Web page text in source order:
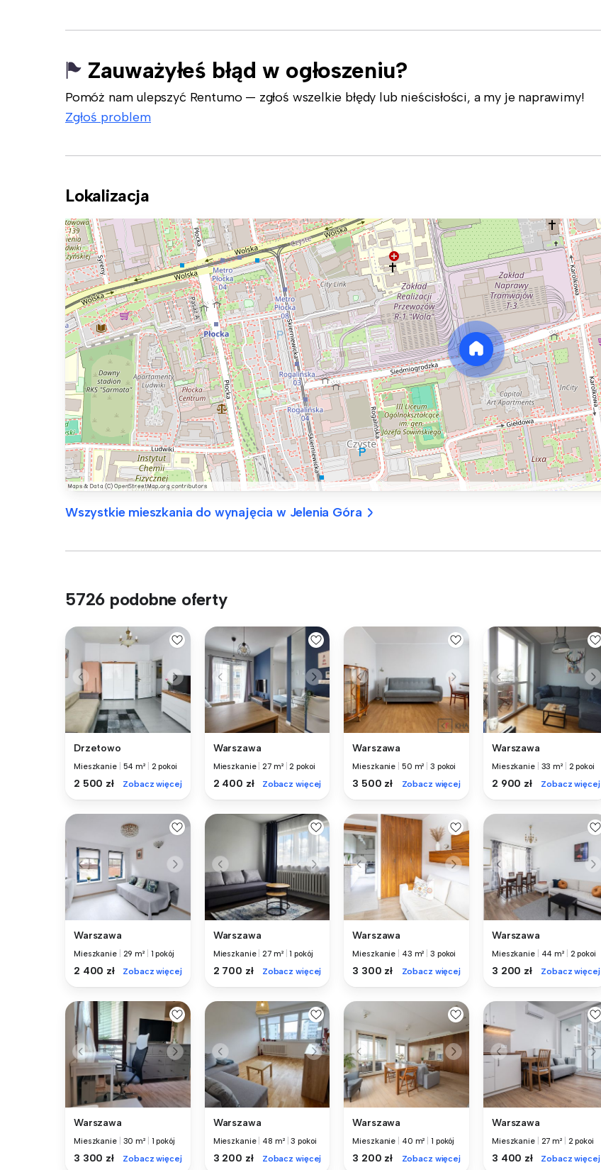
Zauważyłeś błąd w ogłoszeniu?
Pomóż nam ulepszyć Rentumo — zgłoś wszelkie błędy lub nieścisłości, a my je naprawimy!
Zgłoś problem
Lokalizacja
Wszystkie mieszkania do wynajęcia w Jelenia Góra
5726 podobne oferty
Drzetowo
Mieszkanie 54 m² 2 pokoi
2 500 zł Zobacz więcej
Warszawa
Mieszkanie |27 m² |2 pokoi
2 400 zł Zobacz więcej
Warszawa
Mieszkanie 50 m² |3 pokoi
3 500 zł Zobacz więcej
Warszawa
Mieszkanie 33 m² 2 pokoi
2 900 zł Zobacz więcej
Warszawa
Mieszkanie 29 m² 1 pokój
2 400 zł Zobacz więcej
Warszawa
Mieszkanie |27 m² |1 pokój
2 700 zł Zobacz więcej
Warszawa
Mieszkanie 43 m² |3 pokoi
3 300 zł Zobacz więcej
Warszawa
Mieszkanie 44 m² 2 pokoi
3 200 zł Zobacz więcej
Warszawa
Mieszkanie 30 m² 1 pokój
3 300 zł Zobacz więcej
Warszawa
Mieszkanie 48 m² |3 pokoi
3 200 zł Zobacz więcej
Warszawa
Mieszkanie 40 m² |1 pokój
3 200 zł Zobacz więcej
Warszawa
Mieszkanie 27 m² 2 pokoi
3 400 zł Zobacz więcej